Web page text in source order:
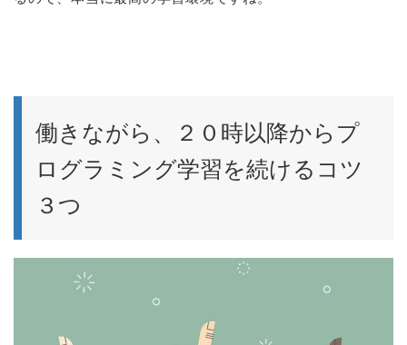
働きながら、２０時以降からプ
ログラミング学習を続けるコツ
３つ